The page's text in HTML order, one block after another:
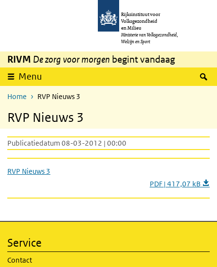
Overslaan en naar de inhoud gaan
Rijksinstituut voor
Volksgezondheid
en Milieu
Ministerie van Volksgezondheid,
Welzijn en Sport
RIVM De zorg voor morgen begint vandaag
Menu
Home RVP Nieuws 3
RVP Nieuws 3
Publicatiedatum 08-03-2012 | 00:00
RVP Nieuws 3
PDF | 417,07 kB
Service
Contact